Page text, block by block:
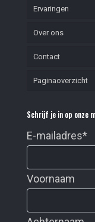
Ervaringen
Over ons
Contact
Paginaoverzicht
Schrijf je in op onze
E-mailadres*
Voornaam